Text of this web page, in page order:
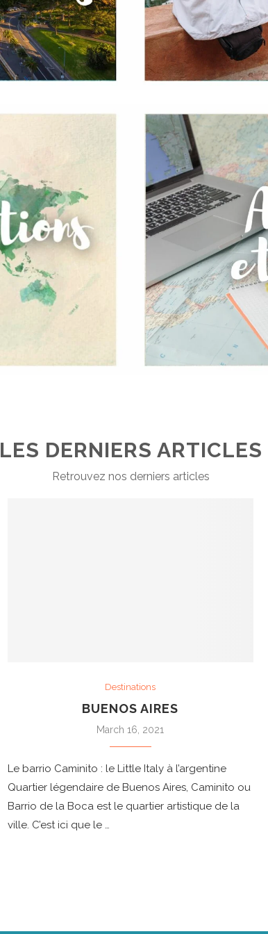
LES DERNIERS ARTICLES
Retrouvez nos derniers articles
Destinations
BUENOS AIRES
March 16, 2021
Le barrio Caminito : le Little Italy à l’argentine
Quartier légendaire de Buenos Aires, Caminito ou
Barrio de la Boca est le quartier artistique de la
ville. C’est ici que le …